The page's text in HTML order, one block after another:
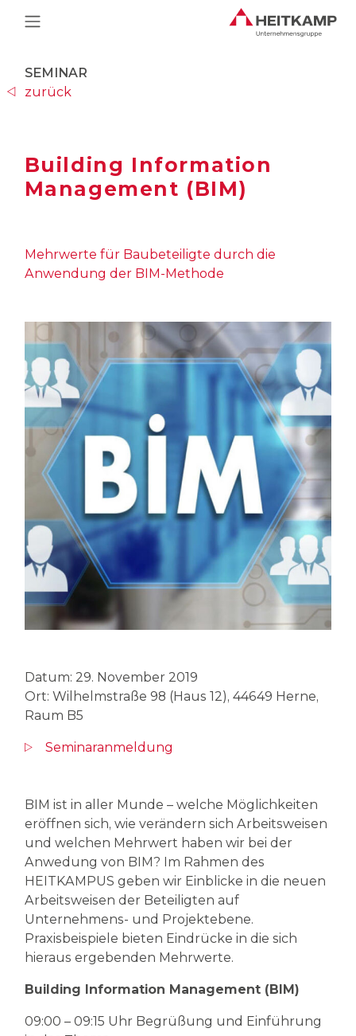
Main Navigation
SEMINAR
zurück
Building Information
Management (BIM)
Mehrwerte für Baubeteiligte durch die
Anwendung der BIM-Methode
Datum: 29. November 2019
Ort: Wilhelmstraße 98 (Haus 12), 44649 Herne,
Raum B5
Seminaranmeldung
BIM ist in aller Munde – welche Möglichkeiten
eröffnen sich, wie verändern sich Arbeitsweisen
und welchen Mehrwert haben wir bei der
Anwedung von BIM? Im Rahmen des
HEITKAMPUS geben wir Einblicke in die neuen
Arbeitsweisen der Beteiligten auf
Unternehmens- und Projektebene.
Praxisbeispiele bieten Eindrücke in die sich
hieraus ergebenden Mehrwerte.
Building Information Management (BIM)
09:00 – 09:15 Uhr Begrüßung und Einführung